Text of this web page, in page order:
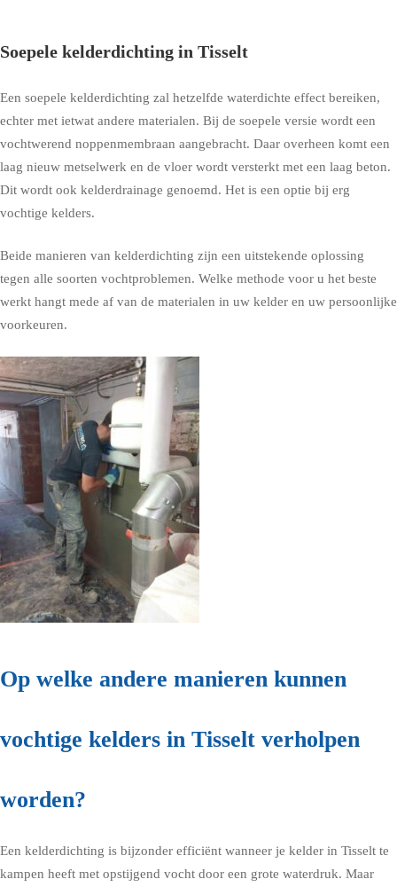
Soepele kelderdichting in Tisselt
Een soepele kelderdichting zal hetzelfde waterdichte effect bereiken,
echter met ietwat andere materialen. Bij de soepele versie wordt een
vochtwerend noppenmembraan aangebracht. Daar overheen komt een
laag nieuw metselwerk en de vloer wordt versterkt met een laag beton.
Dit wordt ook kelderdrainage genoemd. Het is een optie bij erg
vochtige kelders.
Beide manieren van kelderdichting zijn een uitstekende oplossing
tegen alle soorten vochtproblemen. Welke methode voor u het beste
werkt hangt mede af van de materialen in uw kelder en uw persoonlijke
voorkeuren.
Op welke andere manieren kunnen
vochtige kelders in Tisselt verholpen
worden?
Een kelderdichting is bijzonder efficiënt wanneer je kelder in Tisselt te
kampen heeft met opstijgend vocht door een grote waterdruk. Maar